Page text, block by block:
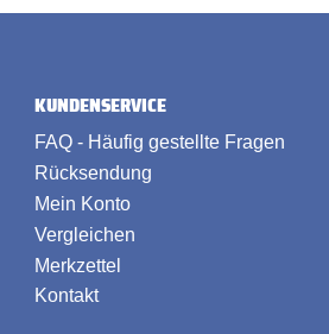
KUNDENSERVICE
FAQ - Häufig gestellte Fragen
Rücksendung
Mein Konto
Vergleichen
Merkzettel
Kontakt